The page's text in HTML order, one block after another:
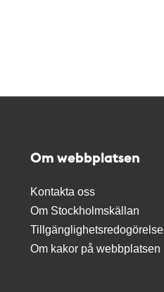
Om webbplatsen
Kontakta oss
Om Stockholmskällan
Tillgänglighetsredogörelse
Om kakor på webbplatsen